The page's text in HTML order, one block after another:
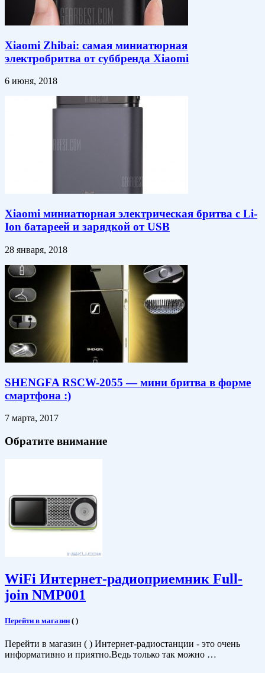
Xiaomi Zhibai: самая миниатюрная
электробритва от суббренда Xiaomi
6 июня, 2018
Xiaomi миниатюрная электрическая бритва с Li-
Ion батареей и зарядкой от USB
28 января, 2018
SHENGFA RSCW-2055 — мини бритва в форме
смартфона :)
7 марта, 2017
Обратите внимание
WiFi Интернет-радиоприемник Full-
join NMP001
Перейти в магазин ( )
Перейти в магазин ( ) Интернет-радиостанции - это очень
информативно и приятно.Ведь только так можно …